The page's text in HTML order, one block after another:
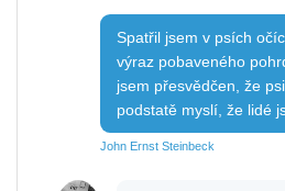
Spatřil jsem v psích
výraz pobaveného
jsem přesvědčen, že
podstatě myslí, že lidé
John Ernst Steinbeck